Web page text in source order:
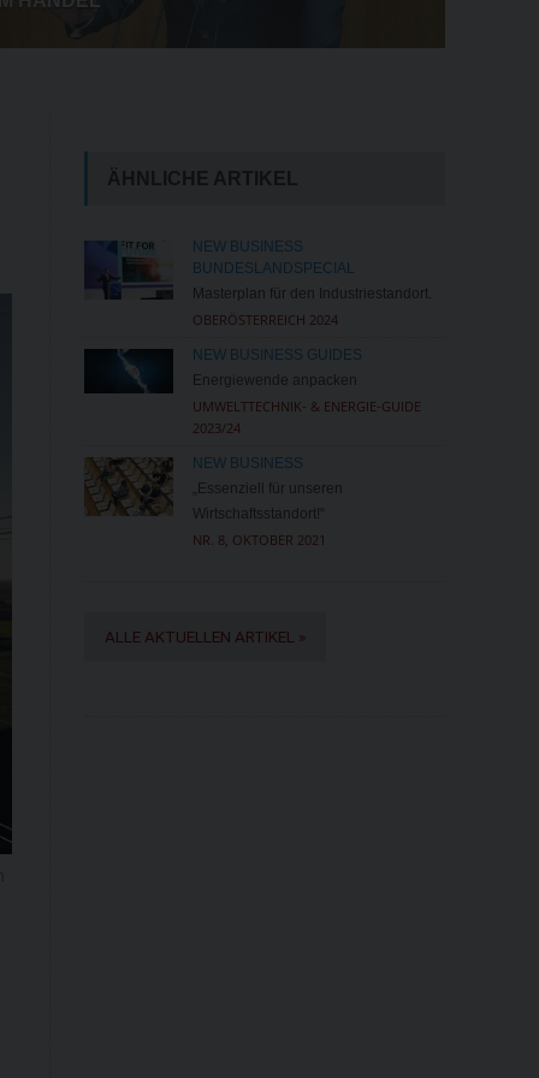
ÄHNLICHE ARTIKEL
NEW BUSINESS
BUNDESLANDSPECIAL
Masterplan für den Industriestandort.
OBERÖSTERREICH 2024
NEW BUSINESS GUIDES
Energiewende anpacken
UMWELTTECHNIK- & ENERGIE-GUIDE
2023/24
NEW BUSINESS
„Essenziell für unseren
Wirtschaftsstandort!“
NR. 8, OKTOBER 2021
ALLE AKTUELLEN ARTIKEL »